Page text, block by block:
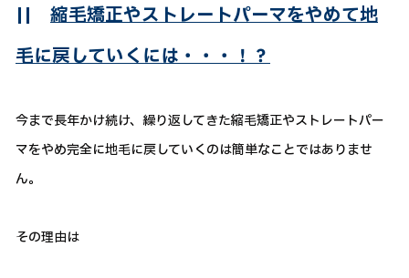
|| 縮毛矯正やストレートパーマをやめて地
毛に戻していくには・・・！？
今まで長年かけ続け、繰り返してきた縮毛矯正やストレートパー
マをやめ完全に地毛に戻していくのは簡単なことではありませ
ん。
その理由は